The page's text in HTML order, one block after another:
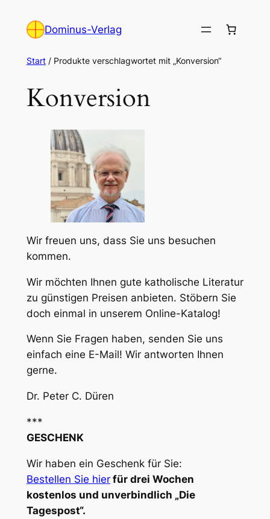
Inhalt
Dominus-Verlag
Start/ Produkte verschlagwortet mit „Konversion“
Konversion
Wir freuen uns, dass Sie uns besuchen
kommen.
Wir möchten Ihnen gute katholische Literatur
zu günstigen Preisen anbieten. Stöbern Sie
doch einmal in unserem Online-Katalog!
Wenn Sie Fragen haben, senden Sie uns
einfach eine E-Mail! Wir antworten Ihnen
gerne.
Dr. Peter C. Düren
***
GESCHENK
Wir haben ein Geschenk für Sie:
Bestellen Sie hier für drei Wochen
kostenlos und unverbindlich „Die
Tagespost“.